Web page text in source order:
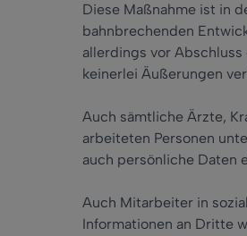
Diese Maßnahme ist in
bahnbrechenden
allerdings vor
keinerlei Äußerungen
Auch sämtliche Ärzte,
arbeiteten Personen
auch persönliche Daten
Auch Mitarbeiter in
Informationen an Dritte